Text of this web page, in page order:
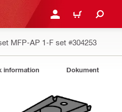
LOGGA IN ELLER
VARUKORG
MFP-AP 1-F set #304253
information Dokument